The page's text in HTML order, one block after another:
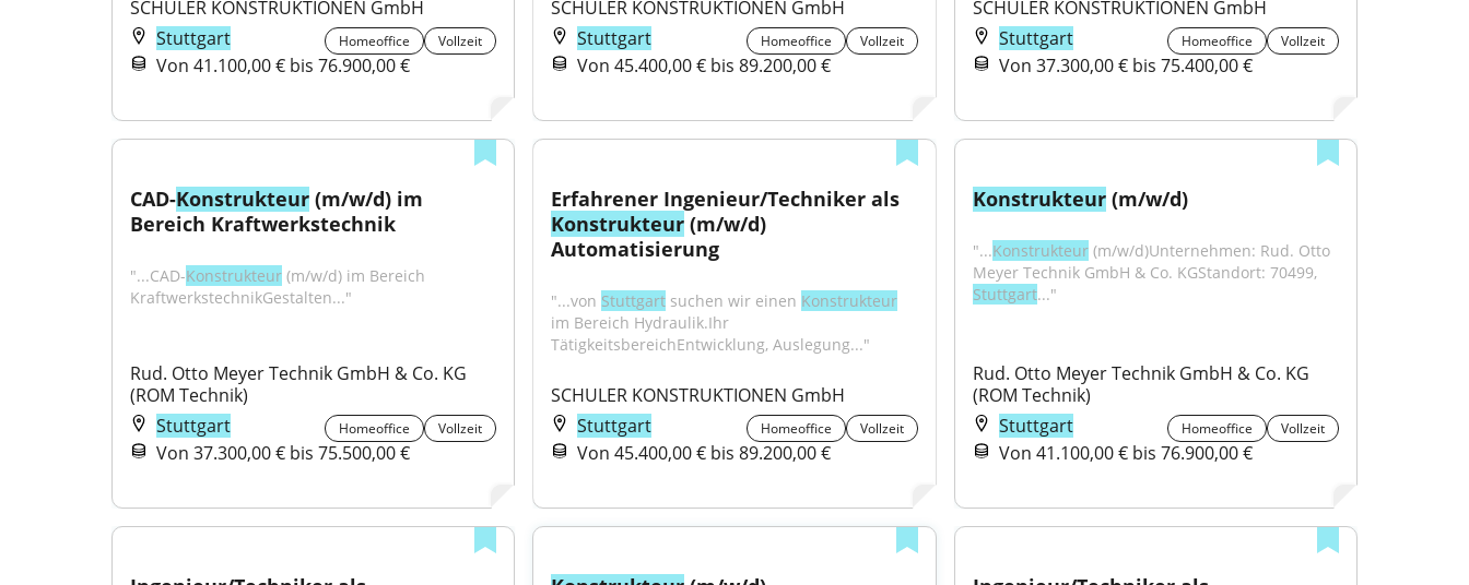
SCHULER KONSTRUKTIONEN GmbH
Stuttgart
Homeoffice Vollzeit
Von 41.100,00 € bis 76.900,00 €
SCHULER KONSTRUKTIONEN GmbH
Stuttgart
Homeoffice Vollzeit
Von 45.400,00 € bis 89.200,00 €
SCHULER KONSTRUKTIONEN GmbH
Stuttgart
Homeoffice Vollzeit
Von 37.300,00 € bis 75.400,00 €
CAD-Konstrukteur (m/w/d) im
Bereich Kraftwerkstechnik
"...CAD-Konstrukteur (m/w/d) im Bereich
KraftwerkstechnikGestalten..."
Rud. Otto Meyer Technik GmbH & Co. KG
(ROM Technik)
Stuttgart
Homeoffice Vollzeit
Von 37.300,00 € bis 75.500,00 €
Konstrukteur (m/w/d)
Automatisierung
"...von Stuttgart suchen wir einen Konstrukteur
im Bereich Hydraulik.Ihr
TätigkeitsbereichEntwicklung, Auslegung..."
SCHULER KONSTRUKTIONEN GmbH
Stuttgart
Homeoffice Vollzeit
Von 45.400,00 € bis 89.200,00 €
Konstrukteur (m/w/d)
"...Konstrukteur (m/w/d)Unternehmen: Rud. Otto
Meyer Technik GmbH & Co. KGStandort: 70499,
Stuttgart..."
Rud. Otto Meyer Technik GmbH & Co. KG
(ROM Technik)
Stuttgart
Homeoffice Vollzeit
Von 41.100,00 € bis 76.900,00 €